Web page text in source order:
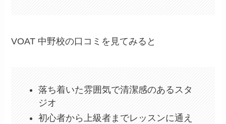
VOAT 中野校の口コミを見てみると
落ち着いた雰囲気で清潔感のあるスタ
ジオ
初心者から上級者までレッスンに通え